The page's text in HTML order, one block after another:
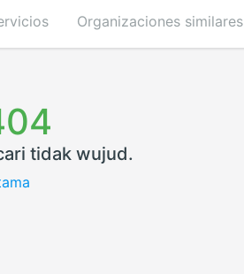
Organizaciones similares
tidak wujud.